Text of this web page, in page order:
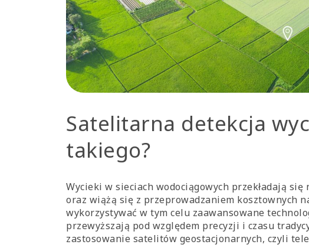
Satelitarna detekcja
takiego?
Wycieki w sieciach wodociągowych przekładają
oraz wiążą się z przeprowadzaniem kosztownych
wykorzystywać w tym celu zaawansowane
przewyższają pod względem precyzji i czasu
zastosowanie satelitów geostacjonarnych, czyli